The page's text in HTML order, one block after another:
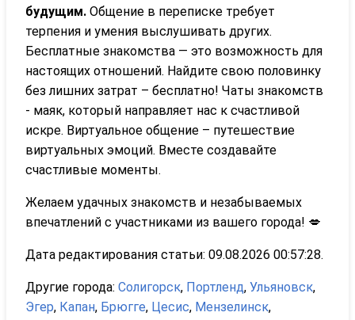
будущим. Общение в переписке требует
терпения и умения выслушивать других.
Бесплатные знакомства — это возможность для
настоящих отношений. Найдите свою половинку
без лишних затрат – бесплатно! Чаты знакомств
- маяк, который направляет нас к счастливой
искре. Виртуальное общение – путешествие
виртуальных эмоций. Вместе создавайте
счастливые моменты.
Желаем удачных знакомств и незабываемых
впечатлений с участниками из вашего города! 💋
Дата редактирования статьи: 09.08.2026 00:57:28.
Другие города: Солигорск, Портленд, Ульяновск,
Эгер, Капан, Брюгге, Цесис, Мензелинск,